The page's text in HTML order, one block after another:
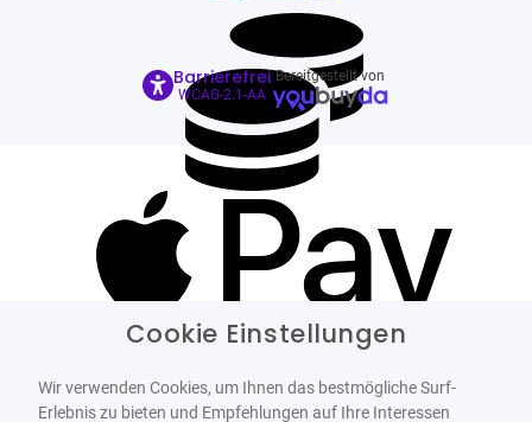
Barrierefrei
WCAG-2.1-AA
Bereitgestellt von
Cookie Einstellungen
Wir verwenden Cookies, um Ihnen das bestmögliche Surf-
Erlebnis zu bieten und Empfehlungen auf Ihre Interessen